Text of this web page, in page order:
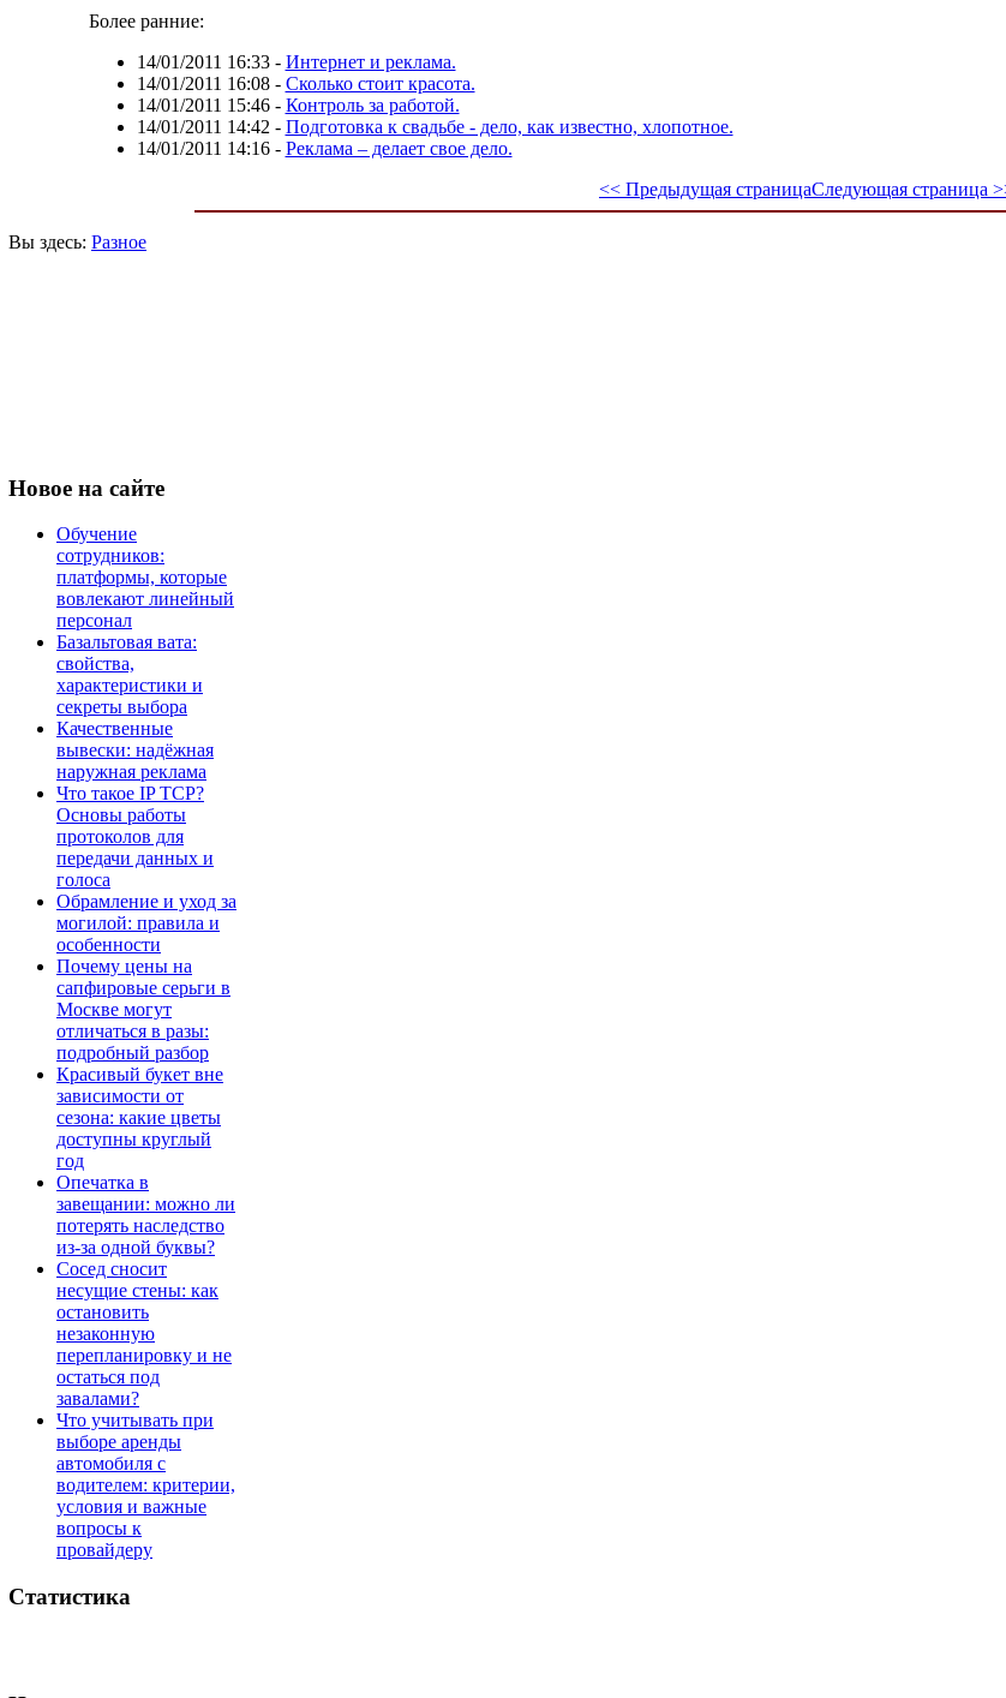
Более ранние:
14/01/2011 16:33- Интернет и реклама.
14/01/2011 16:08- Сколько стоит красота.
14/01/2011 15:46- Контроль за работой.
14/01/2011 14:42 - Подготовка к свадьбе - дело, как известно, хлопотное.
14/01/2011 14:16- Реклама – делает свое дело.
<< Предыдущая страницаСледующая страница
Вы здесь: Разное
Новое на сайте
Обучение
сотрудников:
платформы, которые
вовлекают линейный
персонал
Базальтовая вата:
свойства,
характеристики и
секреты выбора
Качественные
вывески: надёжная
наружная реклама
Что такое IP TCP?
Основы работы
протоколов для
передачи данных и
голоса
Обрамление и уход за
могилой: правила и
особенности
Почему цены на
сапфировые серьги в
Москве могут
отличаться в разы:
подробный разбор
Красивый букет вне
зависимости от
сезона: какие цветы
доступны круглый
год
Опечатка в
завещании: можно ли
потерять наследство
из-за одной буквы?
Сосед сносит
несущие стены: как
остановить
незаконную
перепланировку и не
остаться под
завалами?
Что учитывать при
выборе аренды
автомобиля с
водителем: критерии,
условия и важные
вопросы к
провайдеру
Статистика